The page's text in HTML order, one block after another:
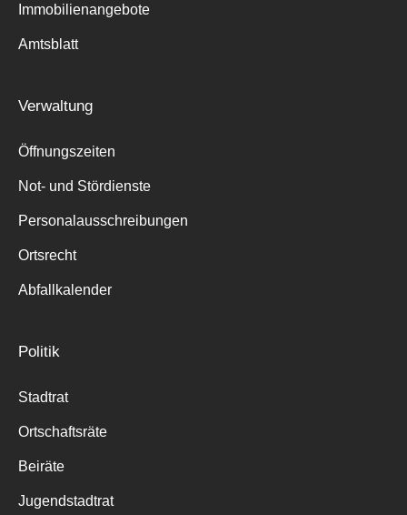
Immobilienangebote
Amtsblatt
Verwaltung
Öffnungszeiten
Not- und Stördienste
Personalausschreibungen
Ortsrecht
Abfallkalender
Politik
Stadtrat
Ortschaftsräte
Beiräte
Jugendstadtrat